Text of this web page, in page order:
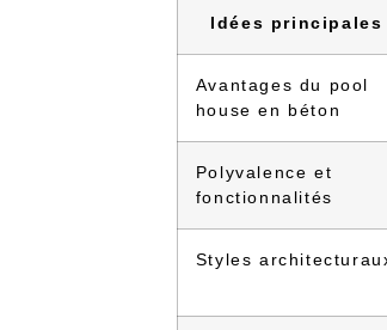
Idées principales
Avantages du pool
house en béton
Polyvalence et
fonctionnalités
Styles